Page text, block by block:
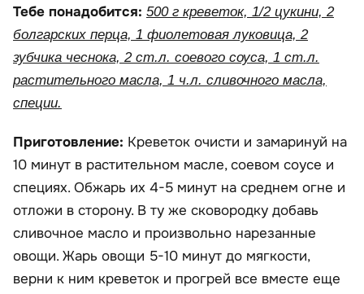
Тебе понадобится: 500 г креветок, 1/2 цукини, 2
болгарских перца, 1 фиолетовая луковица, 2
зубчика чеснока, 2 ст.л. соевого соуса, 1 ст.л.
растительного масла, 1 ч.л. сливочного масла,
специи.
Приготовление: Креветок очисти и замаринуй на
10 минут в растительном масле, соевом соусе и
специях. Обжарь их 4-5 минут на среднем огне и
отложи в сторону. В ту же сковородку добавь
сливочное масло и произвольно нарезанные
овощи. Жарь овощи 5-10 минут до мягкости,
верни к ним креветок и прогрей все вместе еще